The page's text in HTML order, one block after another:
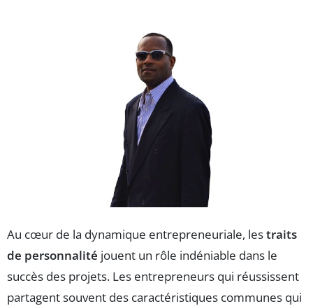
Au cœur de la dynamique entrepreneuriale, lestraits
de personnalité jouent un rôle indéniable dans le
succès des projets. Les entrepreneurs qui réussissent
partagent souvent des caractéristiques communes qui